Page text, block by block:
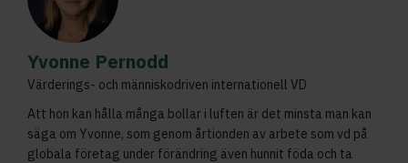
Yvonne Pernodd
Värderings- och människodriven internationell VD
Att hon kan hålla många bollar i luften är det minsta man kan
säga om Yvonne, som genom årtionden av arbete som vd på
globala företag under förändring även hunnit föda och ta